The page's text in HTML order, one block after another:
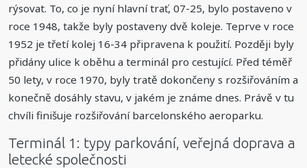
rýsovat. To, co je nyní hlavní trať, 07-25, bylo postaveno v
roce 1948, takže byly postaveny dvě koleje. Teprve v roce
1952 je třetí kolej 16-34 připravena k použití. Později byly
přidány ulice k oběhu a terminál pro cestující. Před téměř
50 lety, v roce 1970, byly tratě dokončeny s rozšiřováním a
konečně dosáhly stavu, v jakém je známe dnes. Právě v tu
chvíli finišuje rozšiřování barcelonského aeroparku.
Terminál 1: typy parkování, veřejná doprava a
letecké společnosti